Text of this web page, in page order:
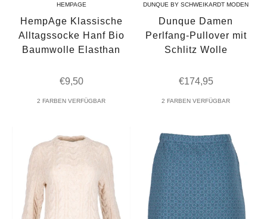
HEMPAGE
HempAge Klassische
Alltagssocke Hanf Bio
Baumwolle Elasthan
Angebot
€9,50
2 FARBEN VERFÜGBAR
DUNQUE BY SCHWEIKARDT MODEN
Dunque Damen
Perlfang-Pullover mit
Schlitz Wolle
Angebot
€174,95
2 FARBEN VERFÜGBAR